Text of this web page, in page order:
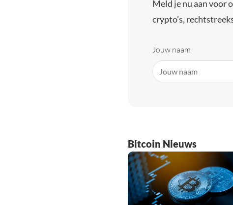
Meld je nu aan voor
crypto’s,
Jouw naam
Bitcoin Nieuws